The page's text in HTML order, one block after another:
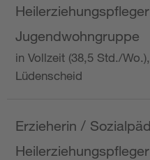
Jugendwohngruppe
in Vollzeit (38,5 Std./
Lüdenscheid
Erzieherin /